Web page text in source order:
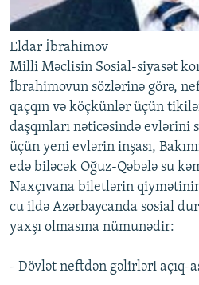
Eldar İbrahimov
Milli Məclisin Sosial-siyasət
İbrahimovun sözlərinə görə,
qaçqın və köçkünlər üçün
daşqınları nəticəsində evlərini
üçün yeni evlərin inşası,
edə biləcək Oğuz-Qəbələ su
Naxçıvana biletlərin qiymətinin
cu ildə Azərbaycanda sosial
yaxşı olmasına nümunədir:
- Dövlət neftdən gəlirləri açıq-